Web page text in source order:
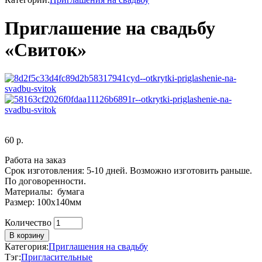
Приглашение на свадьбу
«Свиток»
60 р.
Работа на заказ
Срок изготовления: 5-10 дней. Возможно изготовить раньше.
По договоренности.
Материалы: бумага
Размер: 100х140мм
Количество
Количество
В корзину
Категория:Приглашения на свадьбу
Тэг:Пригласительные